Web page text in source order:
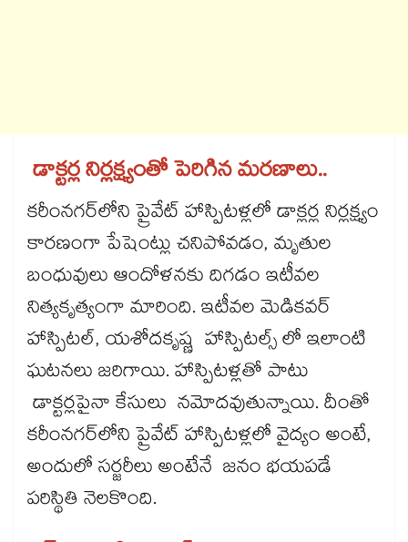
డాక్టర్ల నిర్లక్ష్యంతో పెరిగిన మరణాలు..
కరీంనగర్‌‌‌‌లోని ప్రైవేట్ హాస్పిటళ్లలో డాక్లర్ల నిర్లక్ష్యం
కారణంగా పేషెంట్లు చనిపోవడం, మృతుల
బంధువులు ఆందోళనకు దిగడం ఇటీవల
నిత్యకృత్యంగా మారింది. ఇటీవల మెడికవర్
హాస్పిటల్, యశోదకృష్ణ హాస్పిటల్స్ లో ఇలాంటి
ఘటనలు జరిగాయి. హాస్పిటళ్లతో పాటు
డాక్టర్లపైనా కేసులు నమోదవుతున్నాయి. దీంతో
కరీంనగర్‌‌‌‌లోని ప్రైవేట్ హాస్పిటళ్లలో వైద్యం అంటే,
అందులో సర్జరీలు అంటేనే జనం భయపడే
పరిస్థితి నెలకొంది.